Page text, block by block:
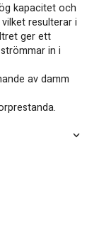
kapacitet och
resulterar i
ger ett
in i
av damm